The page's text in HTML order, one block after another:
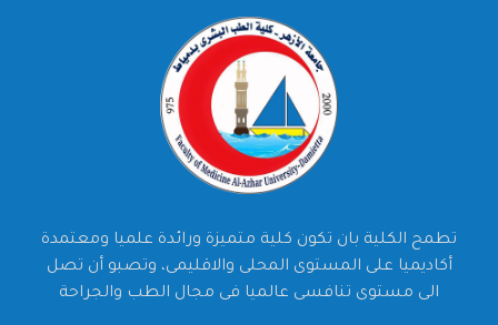
تطمح الكلية بان تكون كلية متميزة ورائدة علميا ومعتمدة
أكاديميا على المستوى المحلى والاقليمى، وتصبو أن تصل
الى مستوى تنافسى عالميا فى مجال الطب والجراحة